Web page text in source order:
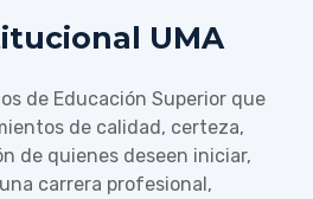
UMA
de Educación Superior que
de calidad, certeza,
de quienes deseen iniciar,
carrera profesional,